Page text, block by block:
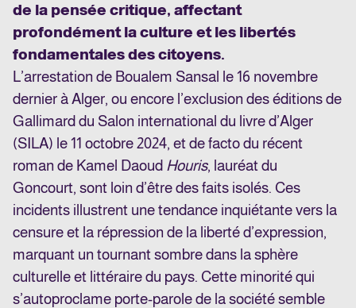
de la pensée critique, affectant
profondément la culture et les libertés
fondamentales des citoyens.
L’arrestation de Boualem Sansal le 16 novembre
dernier à Alger, ou encore l’exclusion des éditions de
Gallimard du Salon international du livre d’Alger
(SILA) le 11 octobre 2024, et de facto du récent
roman de Kamel Daoud Houris, lauréat du
Goncourt, sont loin d’être des faits isolés. Ces
incidents illustrent une tendance inquiétante vers la
censure et la répression de la liberté d’expression,
marquant un tournant sombre dans la sphère
culturelle et littéraire du pays. Cette minorité qui
s’autoproclame porte-parole de la société semble